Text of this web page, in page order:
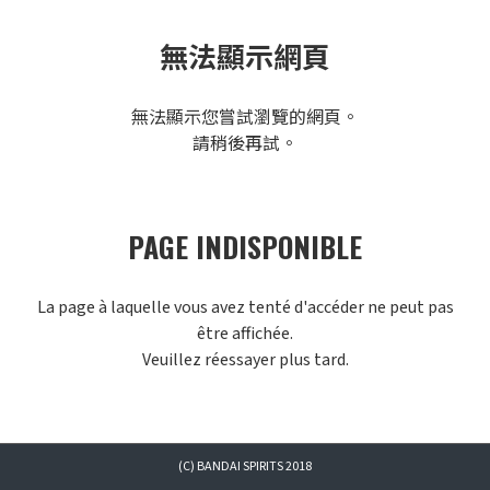
無法顯示網頁
無法顯示您嘗試瀏覽的網頁。
請稍後再試。
PAGE INDISPONIBLE
La page à laquelle vous avez tenté d'accéder ne peut pas
être affichée.
Veuillez réessayer plus tard.
(C) BANDAI SPIRITS 2018